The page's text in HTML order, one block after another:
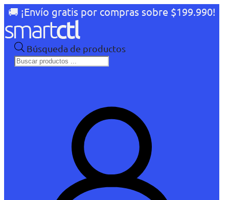
🚚 ¡Envío gratis por compras sobre $199.990!
Búsqueda de productos